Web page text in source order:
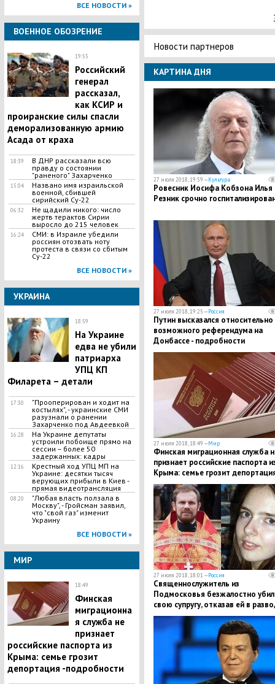
ВСЕ НОВОСТИ »
ВОЕННОЕ ОБОЗРЕНИЕ
19:55
Российский
генерал
рассказал,
как КСИР и
проиранские силы спасли
деморализованную армию
Асада от краха
18:39
В ДНР рассказали всю
правду о состоянии
"раненого" Захарченко
15:04
Названо имя израильской
военной, сбившей
сирийский Су-22
06:32
Не щадили никого: число
жертв терактов Сирии
выросло до 215 человек
16:24
СМИ: в Израиле убедили
россиян отозвать ноту
протеста в связи со сбитым
Су-22
ВСЕ НОВОСТИ »
УКРАИНА
18:59
На Украине
едва не убили
патриарха
УПЦ КП
Филарета – детали
17:30
"Прооперирован и ходит на
костылях", - украинские СМИ
разузнали о ранении
Захарченко под Авдеевкой
16:28
На Украине депутаты
устроили побоище прямо на
сессии – более 50
задержанных: кадры
12:16
Крестный ход УПЦ МП на
Украине: десятки тысяч
верующих прибыли в Киев -
прямая видеотрансляция
08:20
​"Любая власть ползала в
Москву", - Гройсман заявил,
что "свой газ" изменит
Украину
ВСЕ НОВОСТИ »
МИР
18:49
Финская
миграционна
я служба не
признает
российские паспорта из
Крыма: семье грозит
депортация -подробности
Новости партнеров
КАРТИНА ДНЯ
27 июля 2018, 19:59 —Культура
​Ровесник Иосифа Кобзона Илья
Резник срочно
27 июля 2018, 19:25 —Россия
​Путин высказался относительно
возможного референдума на
Донбассе - подробности
27 июля 2018, 18:49 —Мир
Финская миграционная служба
признает российские паспорта
Крыма: семье грозит
-подробности
27 июля 2018, 18:01 —Россия
​Священнослужитель из
Подмосковья безжалостно убил
свою супругу, отказав ей в
подробности